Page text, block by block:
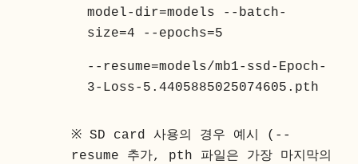
model-dir=models --batch-
size=4 --epochs=5
--resume=models/mb1-ssd-Epoch-
3-Loss-5.4405885025074605.pth
※SD card 사용의 경우 예시 (--
resume 추가, pth 파일은 가장 마지막의